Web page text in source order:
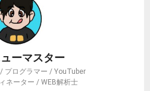
ーマスター
プログラマー / YouTuber
ネーター / WEB解析士